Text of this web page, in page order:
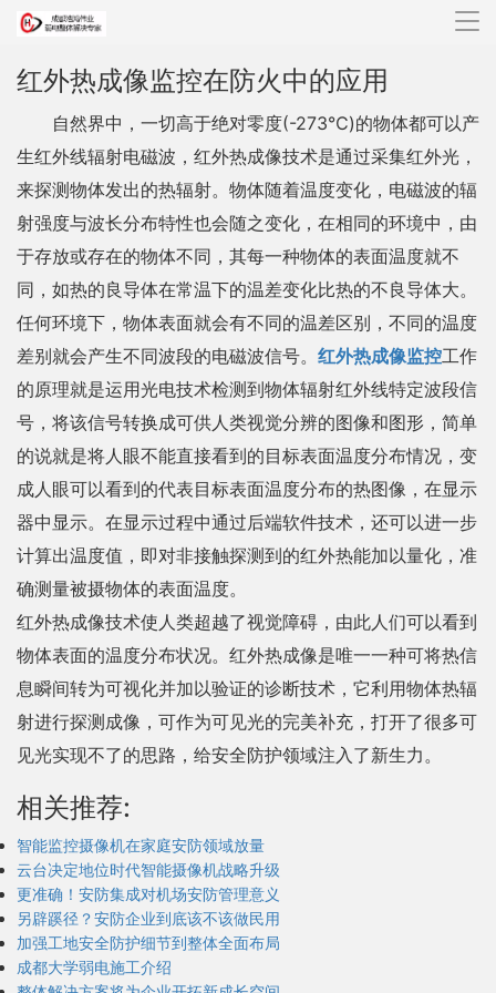
导
红外热成像监控在防火中的应用
自然界中，一切高于绝对零度(-273℃)的物体都可以产
生红外线辐射电磁波，红外热成像技术是通过采集红外光，
来探测物体发出的热辐射。物体随着温度变化，电磁波的辐
射强度与波长分布特性也会随之变化，在相同的环境中，由
于存放或存在的物体不同，其每一种物体的表面温度就不
同，如热的良导体在常温下的温差变化比热的不良导体大。
任何环境下，物体表面就会有不同的温差区别，不同的温度
差别就会产生不同波段的电磁波信号。 红外热成像监控工作
的原理就是运用光电技术检测到物体辐射红外线特定波段信
号，将该信号转换成可供人类视觉分辨的图像和图形，简单
的说就是将人眼不能直接看到的目标表面温度分布情况，变
成人眼可以看到的代表目标表面温度分布的热图像，在显示
器中显示。在显示过程中通过后端软件技术，还可以进一步
计算出温度值，即对非接触探测到的红外热能加以量化，准
确测量被摄物体的表面温度。
红外热成像技术使人类超越了视觉障碍，由此人们可以看到
物体表面的温度分布状况。红外热成像是唯一一种可将热信
息瞬间转为可视化并加以验证的诊断技术，它利用物体热辐
射进行探测成像，可作为可见光的完美补充，打开了很多可
见光实现不了的思路，给安全防护领域注入了新生力。
相关推荐:
智能监控摄像机在家庭安防领域放量
云台决定地位时代智能摄像机战略升级
更准确！安防集成对机场安防管理意义
另辟蹊径？安防企业到底该不该做民用
加强工地安全防护细节到整体全面布局
成都大学弱电施工介绍